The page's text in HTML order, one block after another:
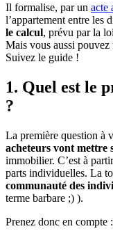
Il formalise, par un acte
l’appartement entre les
le calcul, prévu par la
Mais vous aussi
Suivez le guide !
1. Quel est le
?
La première question à
acheteurs vont mettre
immobilier. C’est à
parts individuelles. La
communauté des
terme barbare ;) ).
Prenez donc en compte :